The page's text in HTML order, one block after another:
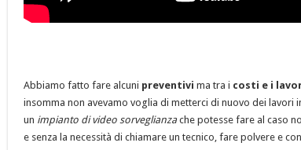
Abbiamo fatto fare alcuni preventivi ma tra i costi e i
insomma non avevamo voglia di metterci di nuovo dei lavori
un impianto di video sorveglianzache potesse fare al caso
e senza la necessità di chiamare un tecnico, fare polvere e